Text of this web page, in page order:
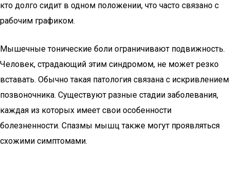
кто долго сидит в одном положении, что часто связано с
рабочим графиком.
Мышечные тонические боли ограничивают подвижность.
Человек, страдающий этим синдромом, не может резко
вставать. Обычно такая патология связана с искривлением
позвоночника. Существуют разные стадии заболевания,
каждая из которых имеет свои особенности
болезненности. Спазмы мышц также могут проявляться
схожими симптомами.